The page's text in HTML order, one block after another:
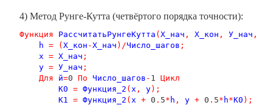
4) Метод Рунге-Кутта (четвёртого порядка точности):
Функция РассчитатьРунгеКутта (Х_нач , Х_кон , У_нач ,
h = (Х_кон -Х_нач )/Число_шагов ;
х = Х_нач ;
у = У_нач ;
Для
й=0 По Число_шагов - 1 Цикл
К0 = Функция_2 ( х , у);
К1
= Функция_2 ( х + 0 . 5* h , у + 0 . 5* h*К0 );